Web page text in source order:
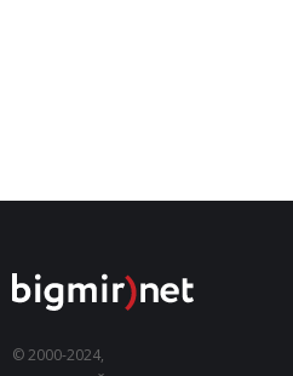
© 2000-2024,